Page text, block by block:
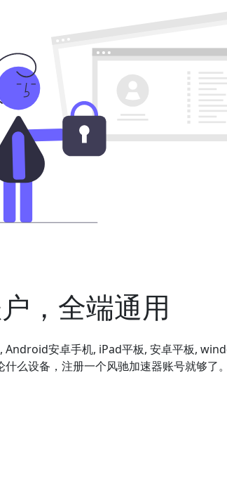
，全端通用
Android安卓手机, iPad平板, 安卓平板,
么设备，注册一个风驰加速器账号就够了。